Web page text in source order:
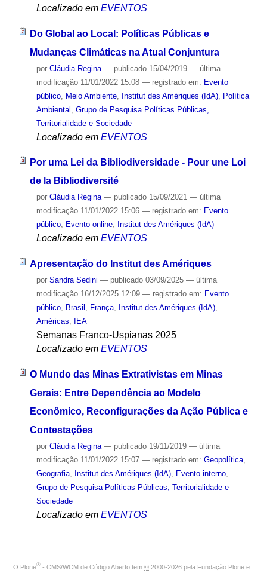
Localizado em EVENTOS
Do Global ao Local: Políticas Públicas e
Mudanças Climáticas na Atual Conjuntura
por Cláudia Regina — publicado15/04/2019 — última
modificação11/01/2022 15:08 — registrado em: Evento
público, Meio Ambiente, Institut des Amériques (IdA), Política
Ambiental Grupo de Pesquisa Políticas Públicas,
Territorialidade e Sociedade
Localizado em EVENTOS
Por uma Lei da Bibliodiversidade - Pour une Loi
de la Bibliodiversité
por Cláudia Regina — publicado15/09/2021 — última
modificação11/01/2022 15:06 — registrado em: Evento
público, Evento online, Institut des Amériques (IdA)
Localizado em EVENTOS
Apresentação do Institut des Amériques
por Sandra Sedini — publicado03/09/2025 — última
modificação16/12/2025 12:09 — registrado em: Evento
público, Brasil , França, Institut des Amériques (IdA),
Américas, IEA
Semanas Franco-Uspianas 2025
Localizado em EVENTOS
O Mundo das Minas Extrativistas em Minas
Gerais: Entre Dependência ao Modelo
Econômico, Reconfigurações da Ação Pública e
Contestações
por Cláudia Regina — publicado19/11/2019 — última
modificação11/01/2022 15:07 — registrado em: Geopolítica,
Geografia, Institut des Amériques (IdA), Evento interno,
Grupo de Pesquisa Políticas Públicas, Territorialidade e
Sociedade
Localizado em EVENTOS
O Plone® - CMS/WCM de Código Aberto tem © 2000-2026 pela Fundação Plone e